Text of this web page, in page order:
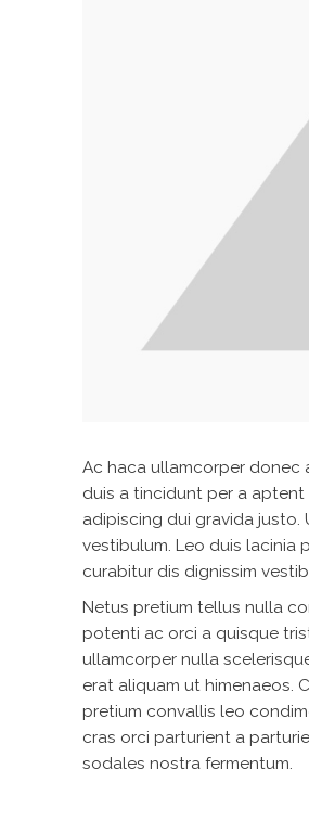
Ac haca ullamcorper donec
duis a tincidunt per a
adipiscing dui gravida
vestibulum. Leo duis
curabitur dis dignissim
Netus pretium tellus nulla
potenti ac orci a quisque
ullamcorper nulla
erat aliquam ut himenaeos.
pretium convallis leo
cras orci parturient a
sodales nostra fermentum.